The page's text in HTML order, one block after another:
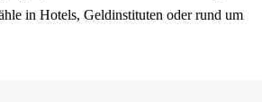
in Hotels, Geldinstituten oder rund um